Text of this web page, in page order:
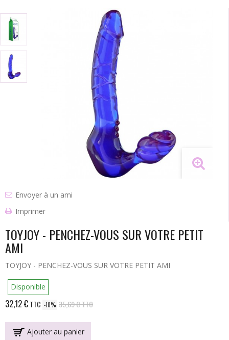
Envoyer à un ami
Imprimer
TOYJOY - PENCHEZ-VOUS SUR VOTRE PETIT
AMI
TOYJOY - PENCHEZ-VOUS SUR VOTRE PETIT AMI
Disponible
32,12 €TTC -10% 35,69 €TTC
Ajouter au panier